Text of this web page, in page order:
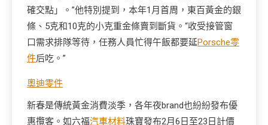
確交點」。”他特別提到，本年1月首周，東百黃金的銀
條、5克和10克的小克重金條賣到斷貨。“收受接管窗
口需求排隊等待，任務人員忙得午飯都要延Porsche零
件后吃。”
奧迪零件
新春是傳統黃金消費淡季，各年夜brand也紛紛發布優
惠攬客。如六福汽車材料珠寶發布2月6日至23日計價